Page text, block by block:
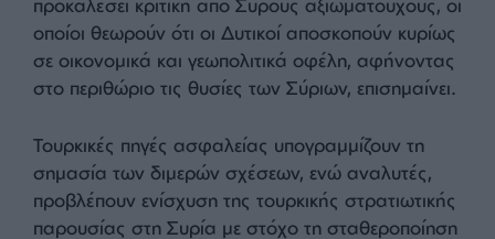
συνεργασία επεκτείνεται και σε στρατιωτικά
ζητήματα και θέματα θαλάσσιας δικαιοδοσίας, με
στόχο την εδραίωση στρατηγικής παρουσίας στη
Μεσόγειο, σύμφωνα με την εφημερίδα.